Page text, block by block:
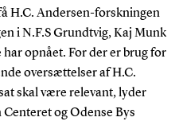
H.C. Andersen-forskningen
i N.F.S Grundtvig, Kaj Munk
opnået. For der er brug for
oversættelser af H.C.
skal være relevant, lyder
og Odense Bys